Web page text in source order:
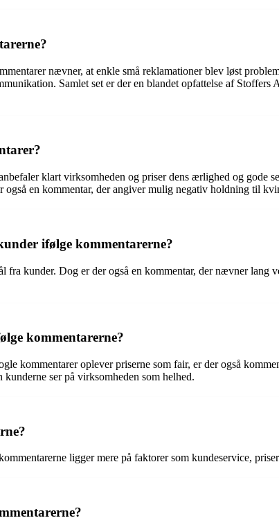
nævner, at enkle små reklamationer blev løst
Samlet set er der en blandet opfattelse af Stoffers
klart virksomheden og priser dens ærlighed og gode
en kommentar, der angiver mulig negativ holdning til
ifølge kommentarerne?
kunder. Dog er der også en kommentar, der nævner lang
kommentarerne?
kommentarer oplever priserne som fair, er der også
ser på virksomheden som helhed.
ligger mere på faktorer som kundeservice,